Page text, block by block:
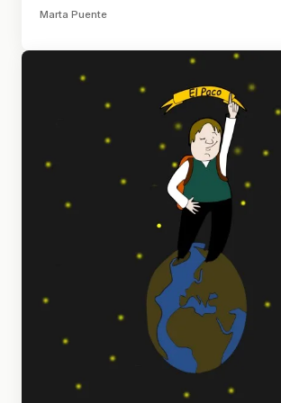
Marta Puente